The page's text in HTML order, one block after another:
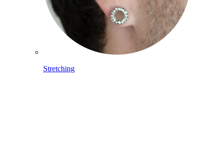
Stretching